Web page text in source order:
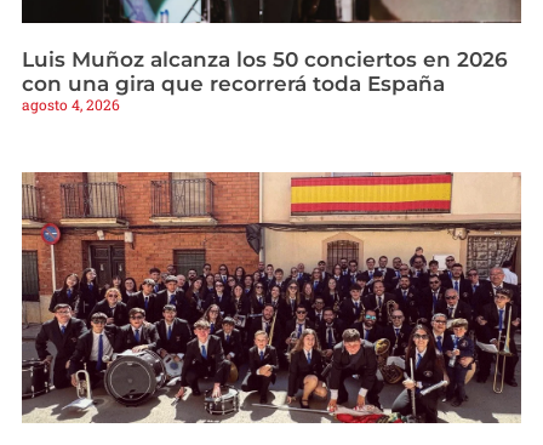
Luis Muñoz alcanza los 50 conciertos en 2026
con una gira que recorrerá toda España
agosto 4, 2026